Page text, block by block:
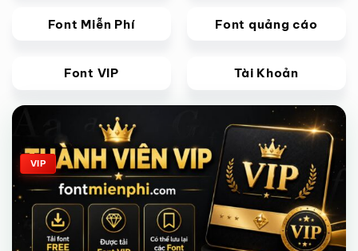
Font Miễn Phí Font quảng cáo
Font VIP Tài Khoản
Giảm giá!
VIP